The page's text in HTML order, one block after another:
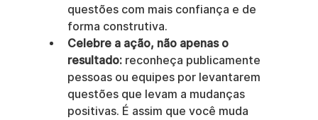
questões com mais confiança e de
forma construtiva.
Celebre a ação, não apenas o
resultado: reconheça publicamente
pessoas ou equipes por levantarem
questões que levam a mudanças
positivas. É assim que você muda